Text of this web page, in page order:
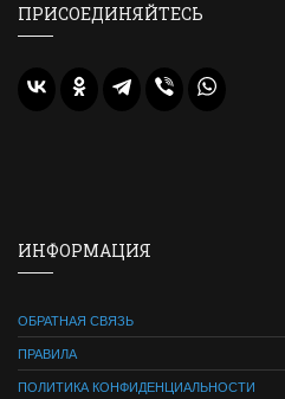
ПРИСОЕДИНЯЙТЕСЬ
ИНФОРМАЦИЯ
ОБРАТНАЯ СВЯЗЬ
ПРАВИЛА
ПОЛИТИКА КОНФИДЕНЦИАЛЬНОСТИ